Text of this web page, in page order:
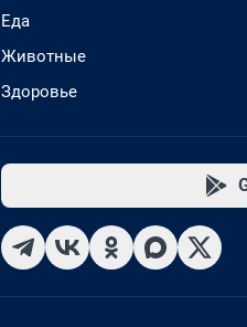
Еда
Животные
Здоровье